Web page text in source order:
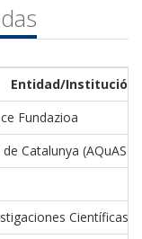
Entidad/Institución
Fundazioa
Catalunya (AQuAS)
Científicas